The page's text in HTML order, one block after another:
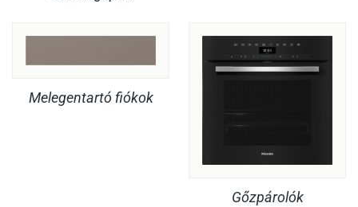
Melegentartó fiókok
Gőzpárolók